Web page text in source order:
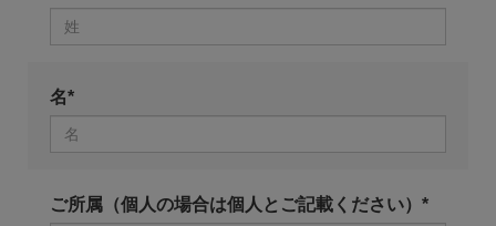
名*
ご所属（個人の場合は個人とご記載ください）*